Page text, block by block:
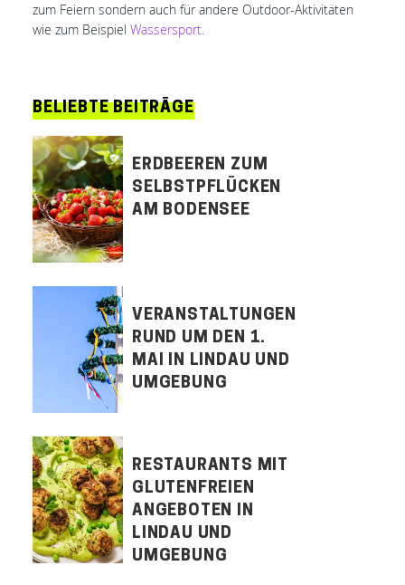
zum Feiern sondern auch für andere Outdoor-Aktivitäten
wie zum Beispiel Wassersport.
BELIEBTE BEITRÄGE
ERDBEEREN ZUM
SELBSTPFLÜCKEN
AM BODENSEE
VERANSTALTUNGEN
RUND UM DEN 1.
MAI IN LINDAU UND
UMGEBUNG
RESTAURANTS MIT
GLUTENFREIEN
ANGEBOTEN IN
LINDAU UND
UMGEBUNG